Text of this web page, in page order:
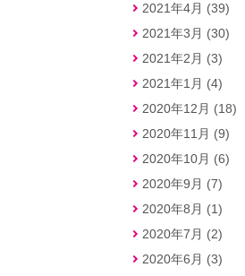
2021年4月 (39)
2021年3月 (30)
2021年2月 (3)
2021年1月 (4)
2020年12月 (18)
2020年11月 (9)
2020年10月 (6)
2020年9月 (7)
2020年8月 (1)
2020年7月 (2)
2020年6月 (3)